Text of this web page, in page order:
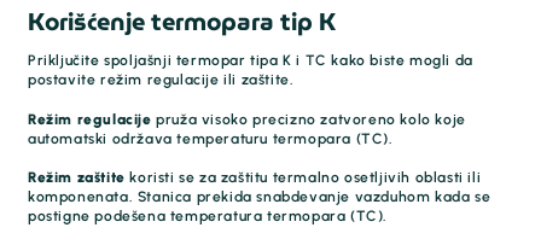
Korišćenje termopara tip K
Priključite spoljašnji termopar tipa K i TC kako biste mogli da
postavite režim regulacije ili zaštite.
Režim regulacije pruža visoko precizno zatvoreno kolo koje
automatski održava temperaturu termopara (TC).
Režim zaštite koristi se za zaštitu termalno osetljivih oblasti ili
komponenata. Stanica prekida snabdevanje vazduhom kada se
postigne podešena temperatura termopara (TC).